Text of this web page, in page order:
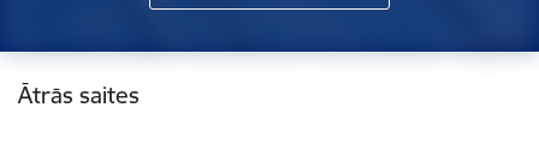
Kājene
Ātrās saites